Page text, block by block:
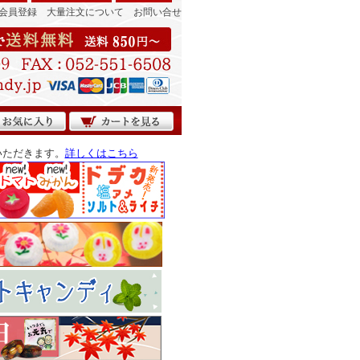
員登録 大量注文について お問い合せ
だきます。 詳しくはこちら